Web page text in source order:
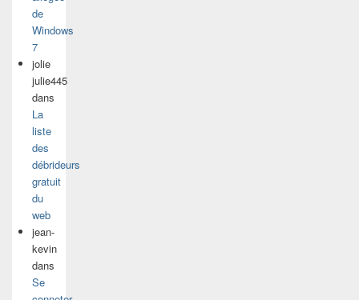
de
Windows
7
jolie
julie445
dans
La
liste
des
débrideurs
gratuit
du
web
jean-
kevin
dans
Se